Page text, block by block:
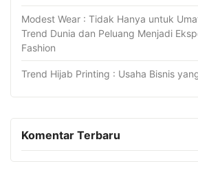
Modest Wear : Tidak Hanya untuk
Trend Dunia dan Peluang Menjadi
Fashion
Trend Hijab Printing : Usaha Bisnis
Komentar Terbaru